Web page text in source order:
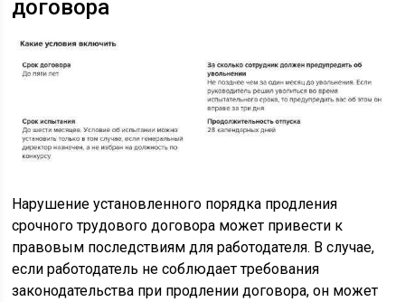
договора
Нарушение установленного порядка продления
срочного трудового договора может привести к
правовым последствиям для работодателя. В случае,
если работодатель не соблюдает требования
законодательства при продлении договора, он может